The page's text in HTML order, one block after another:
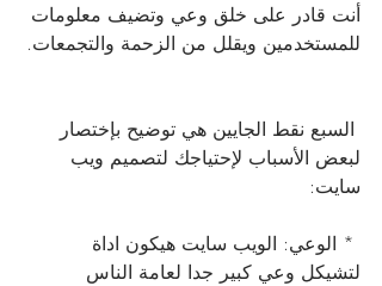
أنت قادر على خلق وعي وتضيف معلومات
للمستخدمين ويقلل من الزحمة والتجمعات.
السبع نقط الجايين هي توضيح بإختصار
لبعض الأسباب لإحتياجك لتصميم ويب
سايت:
* الوعي: الويب سايت هيكون اداة
لتشيكل وعي كبير جدا لعامة الناس